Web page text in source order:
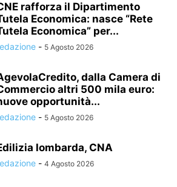
rafforza il Dipartimento
Economica: nasce “Rete
Economica” per...
- 5 Agosto 2026
dalla Camera di
altri 500 mila euro:
opportunità...
- 5 Agosto 2026
lombarda, CNA
- 4 Agosto 2026